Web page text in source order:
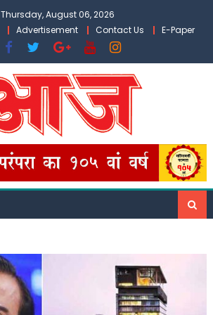
Thursday, August 06, 2026
Advertisement Contact Us E-Paper